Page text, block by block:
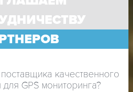
качественного
GPS мониторинга?